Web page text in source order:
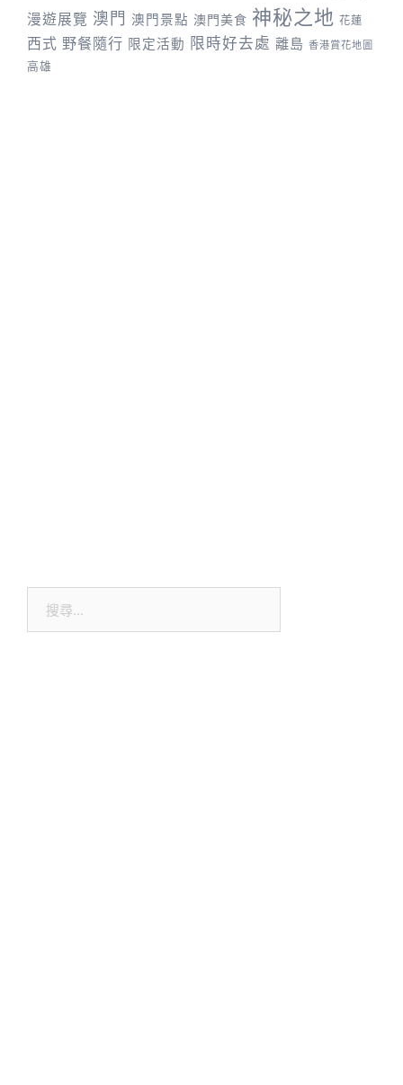
漫遊展覽 澳門 澳門景點 澳門美食 神秘之地 花蓮
西式 野餐隨行 限定活動 限時好去處 離島 香港賞花地圖
高雄